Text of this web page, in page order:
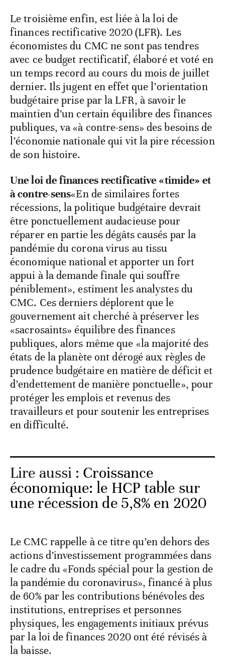
Le troisième enfin, est liée à la loi de
finances rectificative 2020 (LFR). Les
économistes du CMC ne sont pas tendres
avec ce budget rectificatif, élaboré et voté en
un temps record au cours du mois de juillet
dernier. Ils jugent en effet que l’orientation
budgétaire prise par la LFR, à savoir le
maintien d’un certain équilibre des finances
publiques, va «à contre-sens» des besoins de
l’économie nationale qui vit la pire récession
de son histoire.
Une loi de finances rectificative «timide» et
à contre-sens«En de similaires fortes
récessions, la politique budgétaire devrait
être ponctuellement audacieuse pour
réparer en partie les dégâts causés par la
pandémie du corona virus au tissu
économique national et apporter un fort
appui à la demande finale qui souffre
péniblement», estiment les analystes du
CMC. Ces derniers déplorent que le
gouvernement ait cherché à préserver les
«sacrosaints» équilibre des finances
publiques, alors même que «la majorité des
états de la planète ont dérogé aux règles de
prudence budgétaire en matière de déficit et
d’endettement de manière ponctuelle», pour
protéger les emplois et revenus des
travailleurs et pour soutenir les entreprises
en difficulté.
Lire aussi : Croissance
économique: le HCP table sur
une récession de 5,8% en 2020
Le CMC rappelle à ce titre qu’en dehors des
actions d’investissement programmées dans
le cadre du «Fonds spécial pour la gestion de
la pandémie du coronavirus», financé à plus
de 60% par les contributions bénévoles des
institutions, entreprises et personnes
physiques, les engagements initiaux prévus
par la loi de finances 2020 ont été révisés à
la baisse.